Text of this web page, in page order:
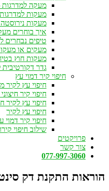
מעקה למדרגות
מעקות
מעקות
איך בוחרים
טיפים נבחרים
מעקים או
מעקות חוץ
גדר דקורטיבית
חיפוי קיר דמוי עץ
חיפוי עץ לקיר
חיפוי קיר
חיפוי עץ לקיר
חיפוי עץ לקיר
חיפוי קיר דמוי
שילוב חיפוי
פרויקטים
צור קשר
077-997-3060
הוראות התקנת דק